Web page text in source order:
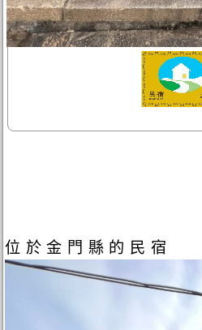
位於金門縣的民宿